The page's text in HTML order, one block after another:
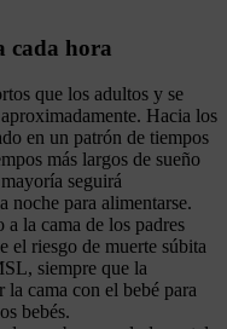
cada hora
que los adultos y se
Hacia los
en un patrón de tiempos
más largos de sueño
seguirá
noche para alimentarse.
la cama de los padres
el riesgo de muerte súbita
siempre que la
cama con el bebé para
bebés.